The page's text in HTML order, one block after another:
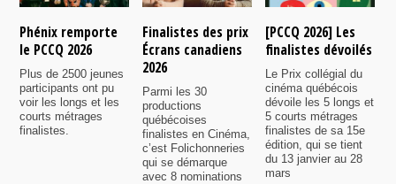
Phénix remporte
le PCCQ 2026
Plus de 2500 jeunes
participants ont pu
voir les longs et les
courts métrages
finalistes.
Finalistes des prix
Écrans canadiens
2026
Parmi les 30
productions
québécoises
finalistes en Cinéma,
c’est Folichonneries
qui se démarque
avec 8 nominations
[PCCQ 2026] Les
finalistes dévoilés
Le Prix collégial du
cinéma québécois
dévoile les 5 longs et
5 courts métrages
finalistes de sa 15e
édition, qui se tient
du 13 janvier au 28
mars